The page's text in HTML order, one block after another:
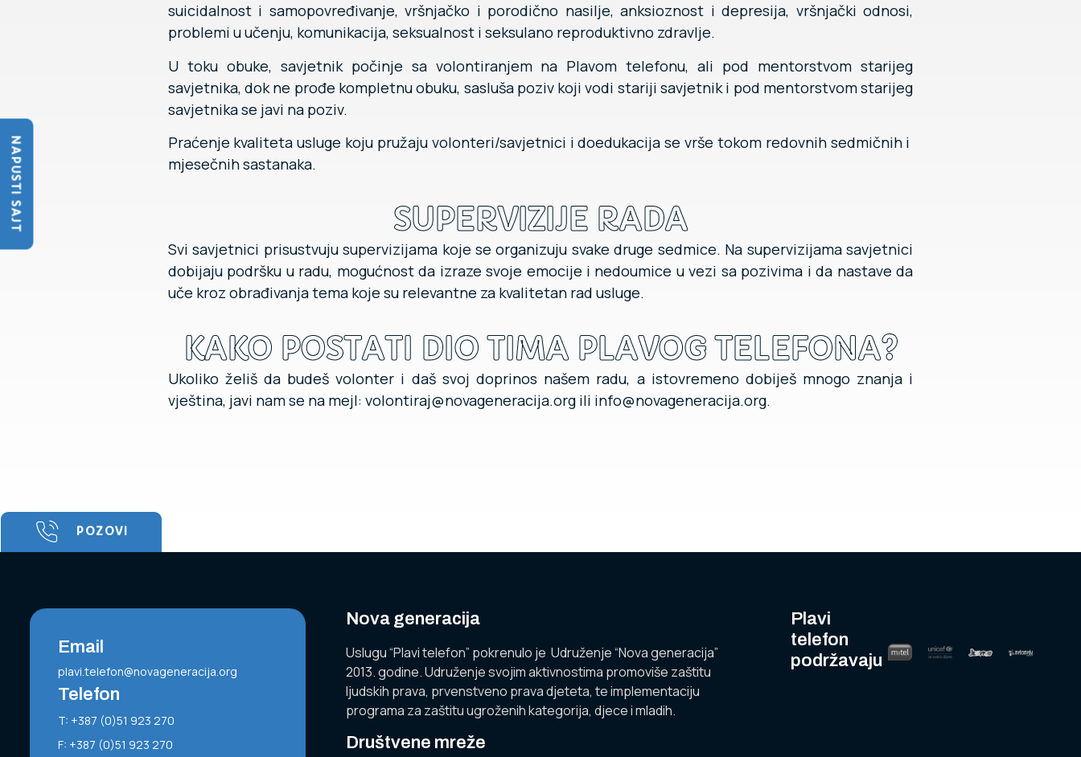
suicidalnost i samopovređivanje, vršnjačko i porodično nasilje, anksioznost i depresija, vršnjački odnosi,
problemi u učenju, komunikacija, seksualnost i seksulano reproduktivno zdravlje.
U toku obuke, savjetnik počinje sa volontiranjem na Plavom telefonu, ali pod mentorstvom starijeg
savjetnika, dok ne prođe kompletnu obuku, sasluša poziv koji vodi stariji savjetnik i pod mentorstvom starijeg
savjetnika se javi na poziv.
Praćenje kvaliteta usluge koju pružaju volonteri/savjetnici i doedukacija se vrše tokom redovnih sedmičnih i
mjesečnih sastanaka.
SUPERVIZIJE RADA
Svi savjetnici prisustvuju supervizijama koje se organizuju svake druge sedmice. Na supervizijama savjetnici
dobijaju podršku u radu, mogućnost da izraze svoje emocije i nedoumice u vezi sa pozivima i da nastave da
uče kroz obrađivanja tema koje su relevantne za kvalitetan rad usluge.
KAKO POSTATI DIO TIMA PLAVOG TELEFONA?
Ukoliko želiš da budeš volonter i daš svoj doprinos našem radu, a istovremeno dobiješ mnogo znanja i
vještina, javi nam se na mejl: volontiraj@novageneracija.org ili info@novageneracija.org.
POZOVI
Email
plavi.telefon@novageneracija.org
Telefon
T: +387 (0)51 923 270
F: +387 (0)51 923 270
Nova generacija
Uslugu “Plavi telefon” pokrenulo je Udruženje “Nova generacija”
2013. godine. Udruženje svojim aktivnostima promoviše zaštitu
ljudskih prava, prvenstveno prava djeteta, te implementaciju
programa za zaštitu ugroženih kategorija, djece i mladih.
Društvene mreže
Plavi
telefon
podržavaju
NAPUSTI SAJT